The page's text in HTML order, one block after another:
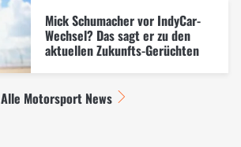
Mick Schumacher vor IndyCar-
Wechsel? Das sagt er zu den
aktuellen Zukunfts-Gerüchten
Alle Motorsport News